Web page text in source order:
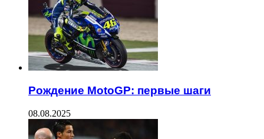
Рождение MotoGP: первые шаги
08.08.2025